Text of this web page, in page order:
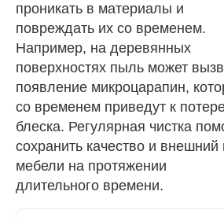
проникать в материалы и
повреждать их со временем.
Например, на деревянных
поверхностях пыль может
появление микроцарапин,
со временем приведут к
блеска. Регулярная чистка
сохранить качество и внешний
мебели на протяжении
длительного времени.